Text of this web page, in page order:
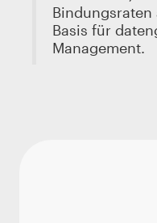
Basis für
Management.